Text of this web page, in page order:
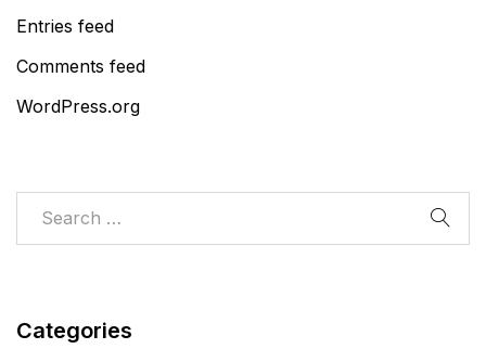
Entries feed
Comments feed
WordPress.org
Categories